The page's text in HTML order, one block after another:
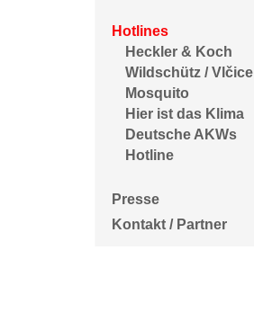
Hotlines
Heckler & Koch
Wildschütz / Vlčice
Mosquito
Hier ist das Klima
Deutsche AKWs
Hotline
Presse
Kontakt / Partner